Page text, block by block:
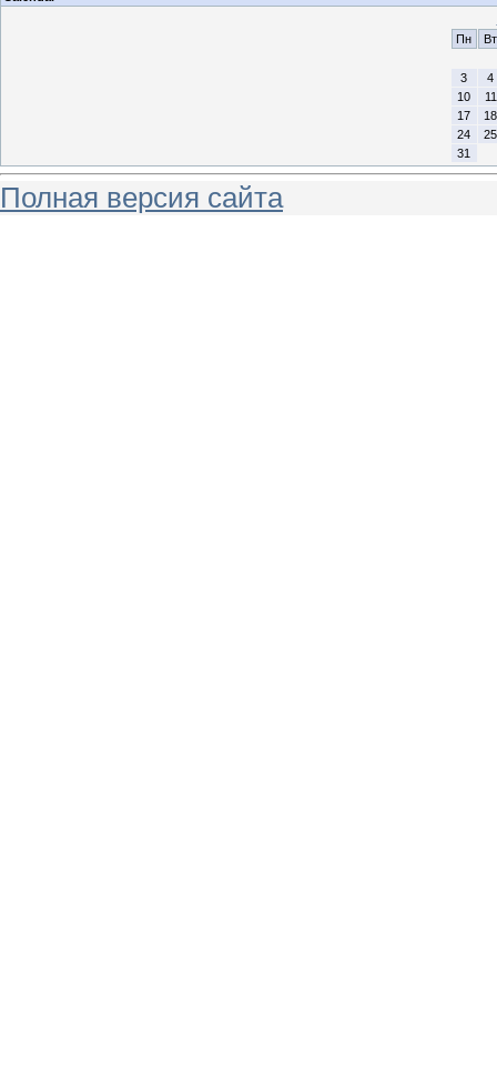
Пн
Вт
3
4
10
11
17
18
24
25
31
Полная версия сайта